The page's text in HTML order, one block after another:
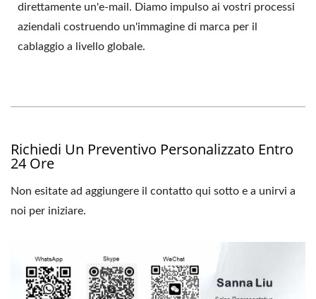
direttamente un'e-mail. Diamo impulso ai vostri processi
aziendali costruendo un'immagine di marca per il
cablaggio a livello globale.
Richiedi Un Preventivo Personalizzato Entro
24 Ore
Non esitate ad aggiungere il contatto qui sotto e a unirvi a
noi per iniziare.